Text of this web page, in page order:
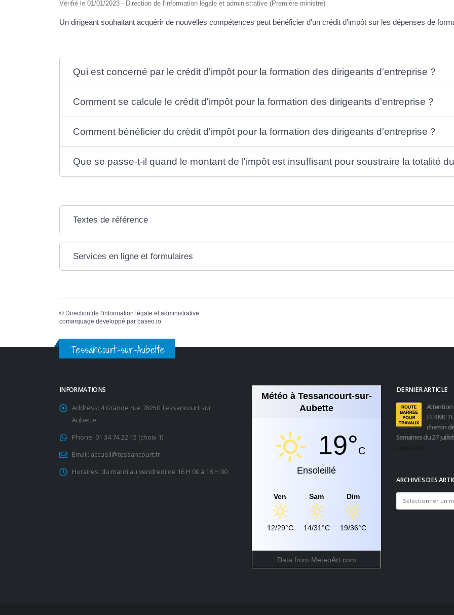
Vérifié le 01/01/2023 - Direction de l'information légale et administrative (Première ministre)
Un dirigeant souhaitant acquérir de nouvelles compétences peut bénéficier d'un crédit d'impôt sur les dépenses de
Qui est concerné par le crédit d'impôt pour la formation des dirigeants d'entreprise ?
Comment se calcule le crédit d'impôt pour la formation des dirigeants d'entreprise ?
Comment bénéficier du crédit d'impôt pour la formation des dirigeants d'entreprise ?
Que se passe-t-il quand le montant de l'impôt est insuffisant pour soustraire la totalité
Textes de référence
Services en ligne et formulaires
© Direction de l'information légale et administrative
comarquage developpé par baseo.io
Tessancourt-sur-Aubette
INFORMATIONS
Address: 4 Grande rue 78250 Tessancourt sur
Aubette
Phone: 01 34 74 22 15 (choix 1)
Email: accueil@tessancourt.fr
Horaires: du mardi au vendredi de 16 H 00 à 18 H 00
Météo à Tessancourt-sur-
Aubette
19°C
Ensoleillé
Ven
12/29°C
Sam
14/31°C
Dim
19/36°C
Data from MeteoArt.com
DERNIER ARTICLE
Attention
chemin
Semaines du 27
ARCHIVES DES
Archives
des